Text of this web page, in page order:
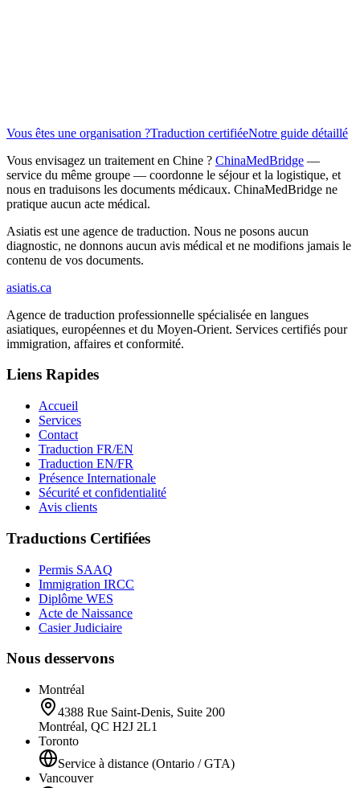
Vous êtes une organisation ?Traduction certifiéeNotre guide détaillé
Vous envisagez un traitement en Chine ? ChinaMedBridge —
service du même groupe — coordonne le séjour et la logistique, et
nous en traduisons les documents médicaux. ChinaMedBridge ne
pratique aucun acte médical.
Asiatis est une agence de traduction. Nous ne posons aucun
diagnostic, ne donnons aucun avis médical et ne modifions jamais le
contenu de vos documents.
asiatis.ca
Agence de traduction professionnelle spécialisée en langues
asiatiques, européennes et du Moyen-Orient. Services certifiés pour
immigration, affaires et conformité.
Liens Rapides
Accueil
Services
Contact
Traduction FR/EN
Traduction EN/FR
Présence Internationale
Sécurité et confidentialité
Avis clients
Traductions Certifiées
Permis SAAQ
Immigration IRCC
Diplôme WES
Acte de Naissance
Casier Judiciaire
Nous desservons
Montréal
4388 Rue Saint-Denis, Suite 200
Montréal, QC H2J 2L1
Toronto
Service à distance (Ontario / GTA)
Vancouver